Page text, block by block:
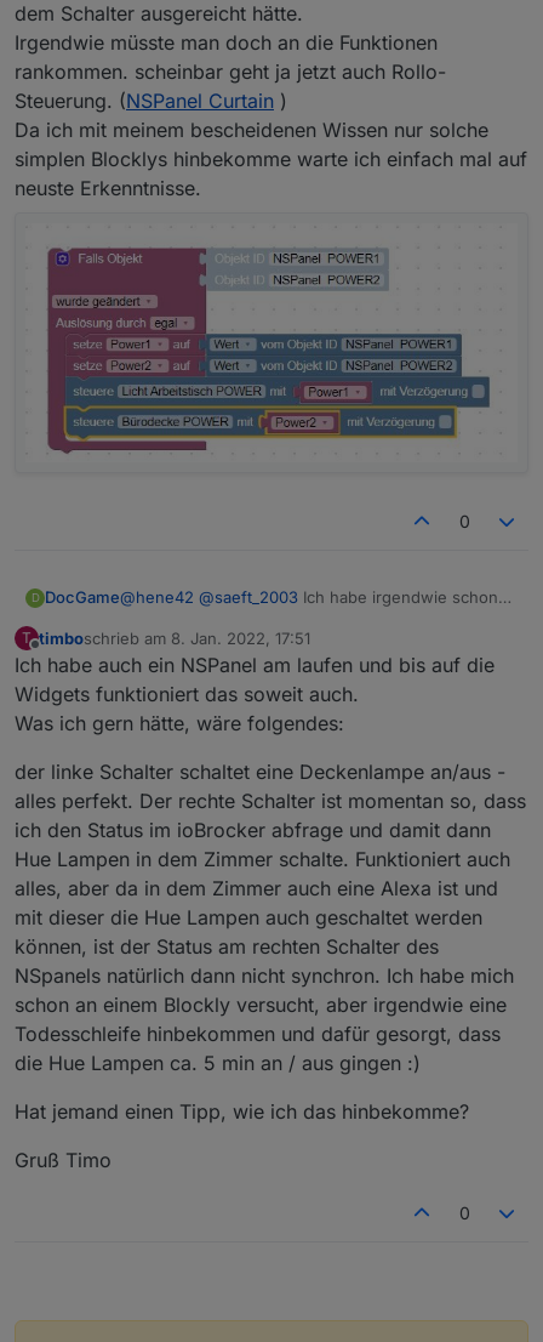
dem Schalter ausgereicht hätte.
Irgendwie müsste man doch an die Funktionen
rankommen. scheinbar geht ja jetzt auch Rollo-
Steuerung. (NSPanel Curtain )
Da ich mit meinem bescheidenen Wissen nur solche
simplen Blocklys hinbekomme warte ich einfach mal auf
neuste Erkenntnisse.
0
D DocGame@hene42 @saeft_2003 Ich habe irgendwie schon
Vielleicht sollte man auf Github beim Sonoffadapter
ein Issue aufmachen um an die "Virtuellen" States
ran zu kommen.
Die Hardwarebuttons sind ja kein Problem, ist ja
aber nicht die Lösung, da hierzu auch ein Schelly2.5
Irgendwie müsste man doch an die Funktionen
rankommen. scheinbar geht ja jetzt auch Rollo-
Steuerung. (NSPanel Curtain)
Da ich mit meinem bescheidenen Wissen nur solche
auf neuste Erkenntnisse.
T
Offline
timboschrieb am 8. Jan. 2022, 17:51
zuletzt editiert von
Ich habe auch ein NSPanel am laufen und bis auf die
Widgets funktioniert das soweit auch.
Was ich gern hätte, wäre folgendes:
der linke Schalter schaltet eine Deckenlampe an/aus -
alles perfekt. Der rechte Schalter ist momentan so, dass
ich den Status im ioBrocker abfrage und damit dann
Hue Lampen in dem Zimmer schalte. Funktioniert auch
alles, aber da in dem Zimmer auch eine Alexa ist und
mit dieser die Hue Lampen auch geschaltet werden
können, ist der Status am rechten Schalter des
NSpanels natürlich dann nicht synchron. Ich habe mich
schon an einem Blockly versucht, aber irgendwie eine
Todesschleife hinbekommen und dafür gesorgt, dass
die Hue Lampen ca. 5 min an / aus gingen :)
Hat jemand einen Tipp, wie ich das hinbekomme?
Gruß Timo
0